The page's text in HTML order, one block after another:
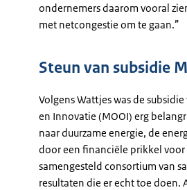
ondernemers daarom vooral
met netcongestie om te gaan.”
Steun van subsidie
Volgens Wattjes was de
en Innovatie (MOOI) erg
naar duurzame energie, de
door een financiële prikkel voor
samengesteld consortium van
resultaten die er echt toe doen.